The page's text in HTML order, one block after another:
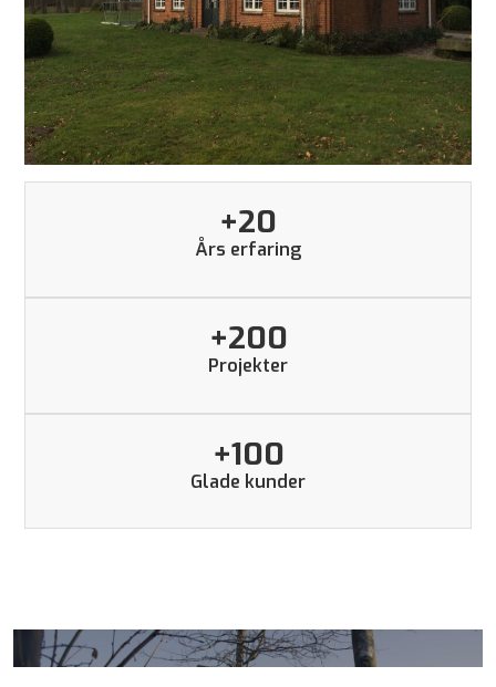
+20
Års erfaring
+200
Projekter
+100
Glade kunder